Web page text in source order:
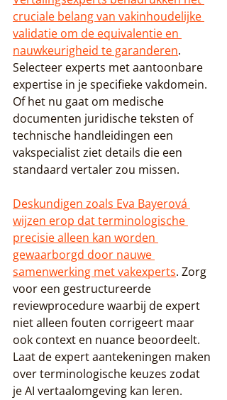
cruciale belang van vakinhoudelijke
validatie om de equivalentie en
nauwkeurigheid te garanderen.
Selecteer experts met aantoonbare
expertise in je specifieke vakdomein.
Of het nu gaat om medische
documenten juridische teksten of
technische handleidingen een
vakspecialist ziet details die een
standaard vertaler zou missen.
Deskundigen zoals Eva Bayerová
wijzen erop dat terminologische
precisie alleen kan worden
gewaarborgd door nauwe
samenwerking met vakexperts. Zorg
voor een gestructureerde
reviewprocedure waarbij de expert
niet alleen fouten corrigeert maar
ook context en nuance beoordeelt.
Laat de expert aantekeningen maken
over terminologische keuzes zodat
je AI vertaalomgeving kan leren.